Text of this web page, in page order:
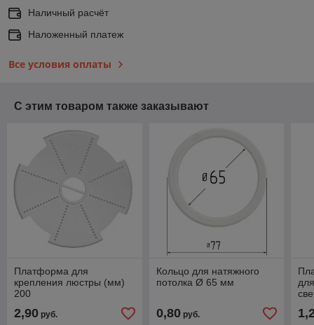
Наличный расчёт
Наложенный платеж
Все условия оплаты
С этим товаром также заказывают
Платформа для
крепления люстры (мм)
200
2,90 руб.
Кольцо для натяжного
потолка Ø 65 мм
0,80руб.